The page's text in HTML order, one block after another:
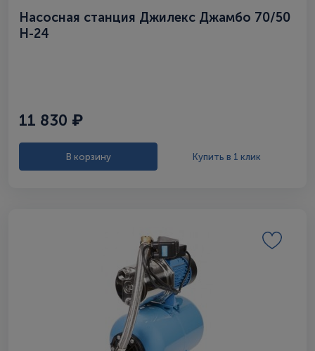
Насосная станция Джилекс Джамбо 70/50
Н-24
11 830 ₽
В корзину Купить в 1 клик